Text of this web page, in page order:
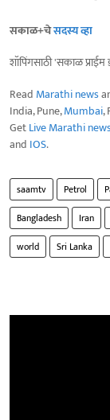
सकाळ+चेसदस्य व्हा
शॉपिंगसाठी 'सकाळ
Read Marathi news
India, Pune,Mumbai,
GetLive Marathi
and IOS.
saamtv Petrol
Bangladesh
Iran
world
Sri Lanka